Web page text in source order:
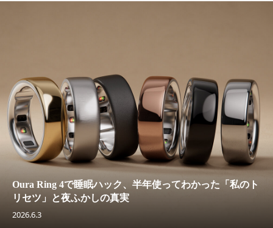
Oura Ring 4で睡眠ハック、半年使ってわかった「私のト
リセツ」と夜ふかしの真実
2026.6.3